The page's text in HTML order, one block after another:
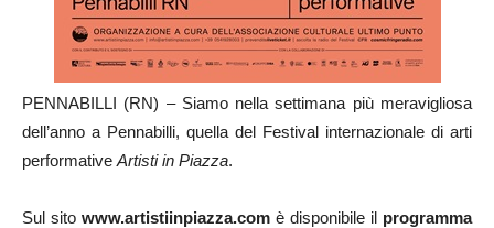
PENNABILLI (RN) – Siamo nella settimana più meravigliosa
dell’anno a Pennabilli, quella del Festival internazionale di arti
performative Artisti in Piazza.
Sul sito www.artistiinpiazza.com è disponibile il programma